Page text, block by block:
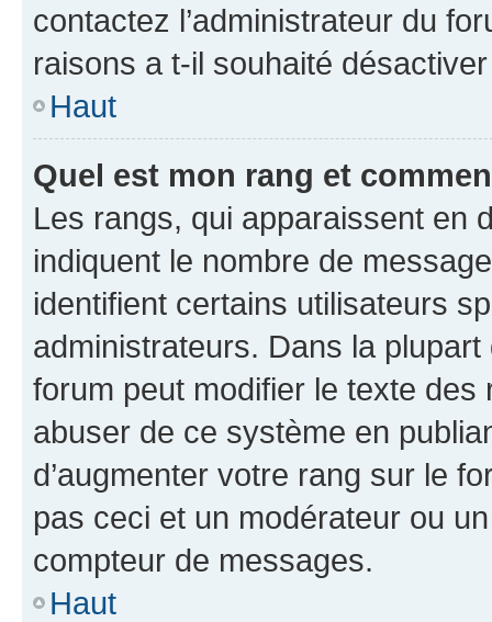
contactez l’administrateur du
raisons a t-il souhaité
Haut
Quel est mon rang et
Les rangs, qui apparaissent en
indiquent le nombre de
identifient certains utilisateurs
administrateurs. Dans la
forum peut modifier le texte
abuser de ce système en
d’augmenter votre rang sur le
pas ceci et un modérateur ou
compteur de messages.
Haut